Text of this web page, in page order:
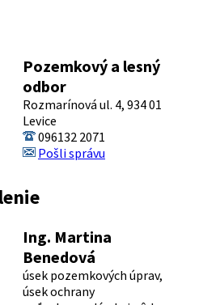
Pozemkový a lesný
odbor
Rozmarínová ul. 4, 934 01
Levice
096132 2071
Pošli správu
Ing. Martina
Benedová
úsek pozemkových úprav,
úsek ochrany